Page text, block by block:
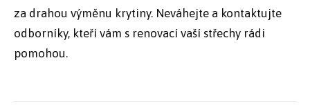
za drahou výměnu krytiny. Neváhejte a kontaktujte
odborníky, kteří vám s renovací vaší střechy rádi
pomohou.